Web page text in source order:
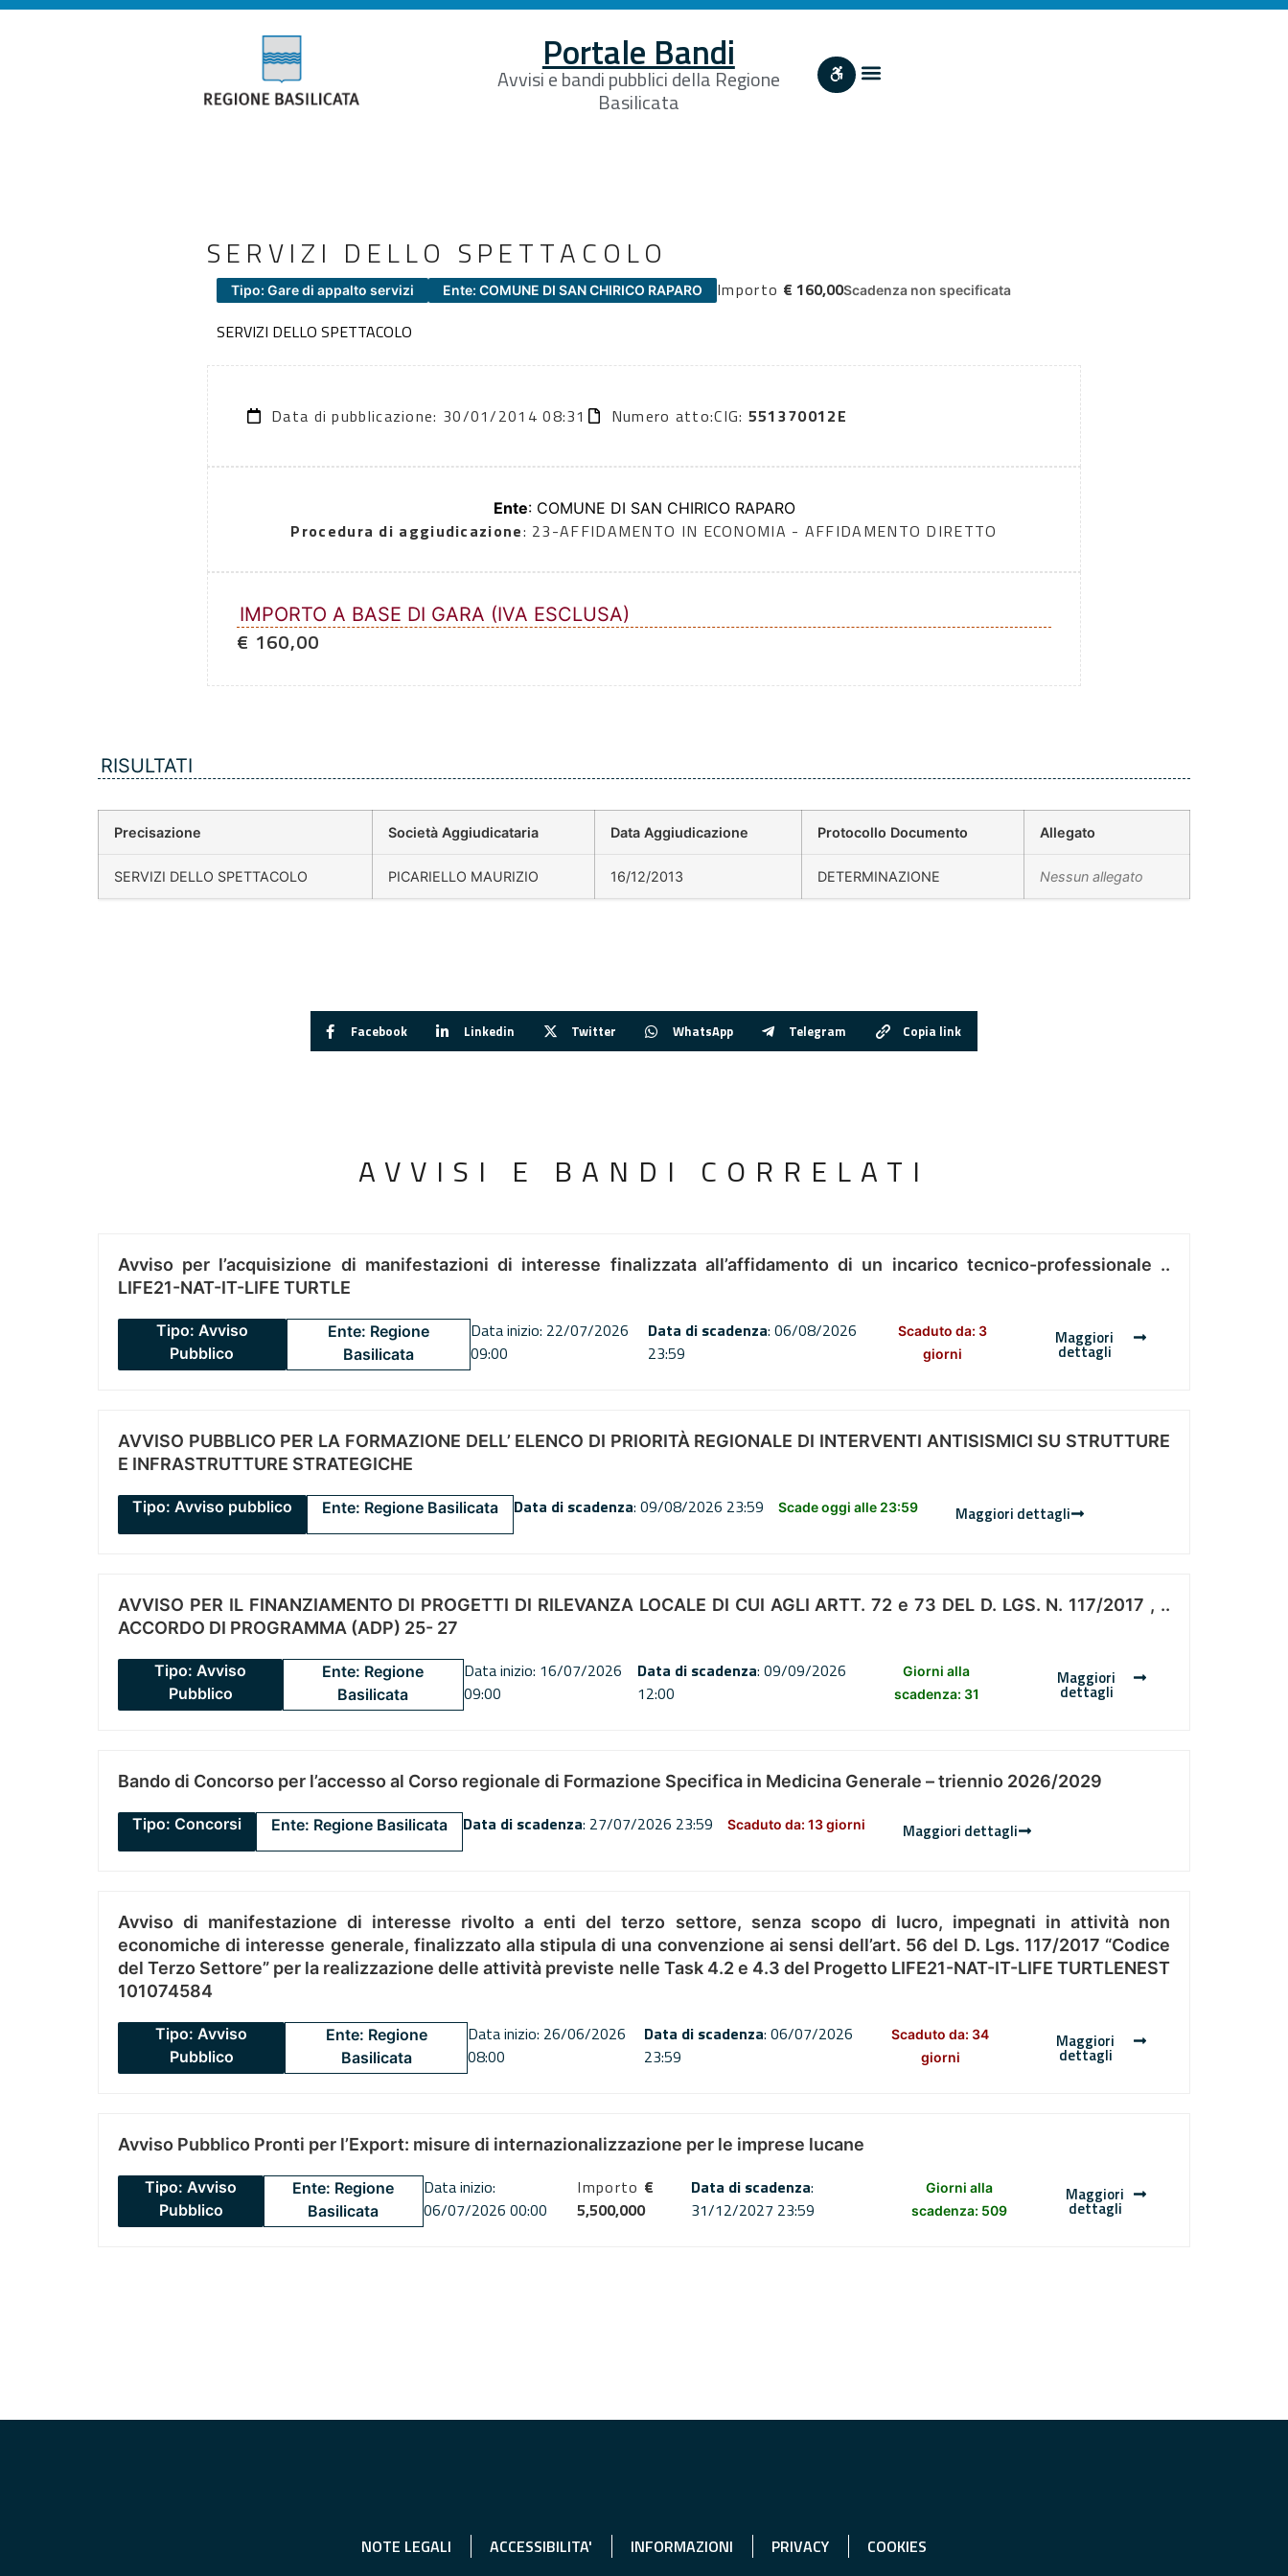
Portale Bandi
Avvisi e bandi pubblici della Regione
Basilicata
SERVIZI DELLO SPETTACOLO
Tipo: Gare di appalto servizi Ente: COMUNE DI SAN CHIRICO RAPARO Importo € 160,00Scadenza non specificata
SERVIZI DELLO SPETTACOLO
Data di pubblicazione: 30/01/2014 08:31 Numero atto:CIG: 551370012E
Ente: COMUNE DI SAN CHIRICO RAPARO
Procedura di aggiudicazione: 23-AFFIDAMENTO IN ECONOMIA - AFFIDAMENTO DIRETTO
IMPORTO A BASE DI GARA (IVA ESCLUSA)
€ 160,00
RISULTATI
Precisazione Società Aggiudicataria Data Aggiudicazione Protocollo Documento Allegato
SERVIZI DELLO SPETTACOLO PICARIELLO MAURIZIO 16/12/2013 DETERMINAZIONE Nessun allegato
Facebook Linkedin Twitter WhatsApp Telegram Copia link
AVVISI E BANDI CORRELATI
Avviso per l’acquisizione di manifestazioni di interesse finalizzata all’affidamento di un incarico tecnico-professionale ..
LIFE21-NAT-IT-LIFE TURTLE
Tipo: Avviso
Pubblico
Ente: Regione
Basilicata
Data inizio: 22/07/2026
09:00
Data di scadenza: 06/08/2026
23:59
Scaduto da: 3
giorni
Maggiori
dettagli
AVVISO PUBBLICO PER LA FORMAZIONE DELL’ ELENCO DI PRIORITÀ REGIONALE DI INTERVENTI ANTISISMICI SU STRUTTURE
E INFRASTRUTTURE STRATEGICHE
Tipo: Avviso pubblico Ente: Regione Basilicata Data di scadenza: 09/08/2026 23:59 Scade oggi alle 23:59 Maggiori dettagli
AVVISO PER IL FINANZIAMENTO DI PROGETTI DI RILEVANZA LOCALE DI CUI AGLI ARTT. 72 e 73 DEL D. LGS. N. 117/2017 , ..
ACCORDO DI PROGRAMMA (ADP) 25- 27
Tipo: Avviso
Pubblico
Ente: Regione
Basilicata
Data inizio: 16/07/2026
09:00
Data di scadenza: 09/09/2026
12:00
Giorni alla
scadenza: 31
Maggiori
dettagli
Bando di Concorso per l’accesso al Corso regionale di Formazione Specifica in Medicina Generale – triennio 2026/2029
Tipo: Concorsi Ente: Regione Basilicata Data di scadenza: 27/07/2026 23:59 Scaduto da: 13 giorni Maggiori dettagli
Avviso di manifestazione di interesse rivolto a enti del terzo settore, senza scopo di lucro, impegnati in attività non
economiche di interesse generale, finalizzato alla stipula di una convenzione ai sensi dell’art. 56 del D. Lgs. 117/2017 “Codice
del Terzo Settore” per la realizzazione delle attività previste nelle Task 4.2 e 4.3 del Progetto LIFE21-NAT-IT-LIFE TURTLENEST
101074584
Tipo: Avviso
Pubblico
Ente: Regione
Basilicata
Data inizio: 26/06/2026
08:00
Data di scadenza: 06/07/2026
23:59
Scaduto da: 34
giorni
Maggiori
dettagli
Avviso Pubblico Pronti per l’Export: misure di internazionalizzazione per le imprese lucane
Tipo: Avviso
Pubblico
Ente: Regione
Basilicata
Data inizio:
06/07/2026 00:00
Importo €
5,500,000
Data di scadenza:
31/12/2027 23:59
Giorni alla
scadenza: 509
Maggiori
dettagli
NOTE LEGALI ACCESSIBILITA' INFORMAZIONI PRIVACY COOKIES